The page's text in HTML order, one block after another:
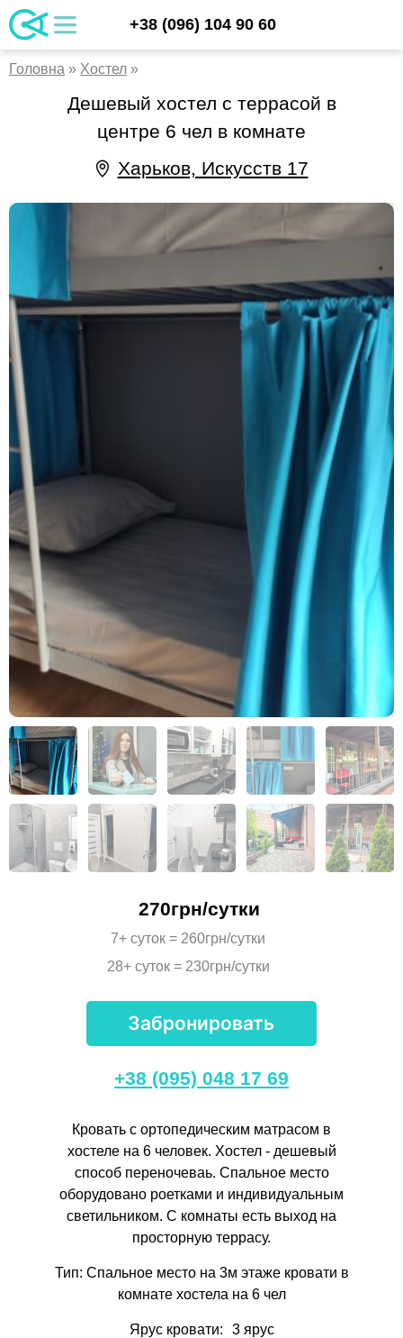
Skip
to
content
apartments.kharkiv.ua/ru
Аренда квартир и хостела в Харькове
+38 (096) 104 90 60
UA
RU
Головна » Хостел »
Дешевый хостел с террасой в
центре 6 чел в комнате
Харьков, Искусств 17
270грн/сутки
7+ суток = 260грн/сутки
28+ суток = 230грн/сутки
Забронировать
+38 (095) 048 17 69
Кровать с ортопедическим матрасом в
хостеле на 6 человек. Хостел - дешевый
способ переночеваь. Спальное место
оборудовано роетками и индивидуальным
светильником. С комнаты есть выход на
просторную террасу.
Тип: Спальное место на 3м этаже кровати в
комнате хостела на 6 чел
Ярус кровати: 3 ярус